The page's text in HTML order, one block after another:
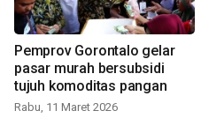
Pemprov Gorontalo gelar
pasar murah bersubsidi
tujuh komoditas pangan
Rabu, 11 Maret 2026